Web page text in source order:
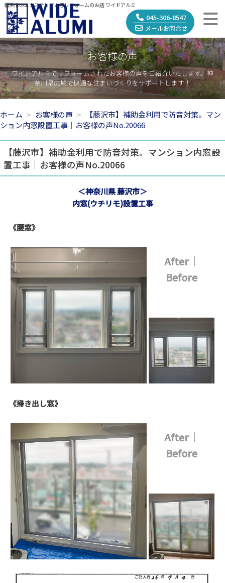
横浜市のエクステリア＆窓リフォームのお店 ワイドアルミ
045-306-8547
メールお問合せ
お客様の声
ワイドアルミでリフォームされたお客様の声をご紹介いたします。神
奈川県広域で快適な住まいづくりをサポートします！
ホーム お客様の声
【藤沢市】補助金利用で防音対策。マン
ション内窓設置工事｜お客様の声No.20066
【藤沢市】補助金利用で防音対策。マンション内窓設
置工事｜お客様の声No.20066
＜神奈川県 藤沢市＞
内窓(ウチリモ)設置工事
《腰窓》
After｜
Before
《掃き出し窓》
After｜
Before